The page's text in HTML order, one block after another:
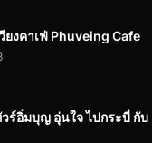
ยงคาเฟ่ Phuveing Cafe
ร์อิ่มบุญ อุ่นใจ ไปกระบี่ กับ